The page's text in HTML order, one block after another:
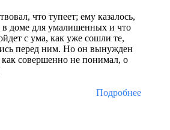
что тупеет; ему казалось,
в доме для умалишенных и что
с ума, как уже сошли те,
перед ним. Но он вынужден
совершенно не понимал, о
Подробнее